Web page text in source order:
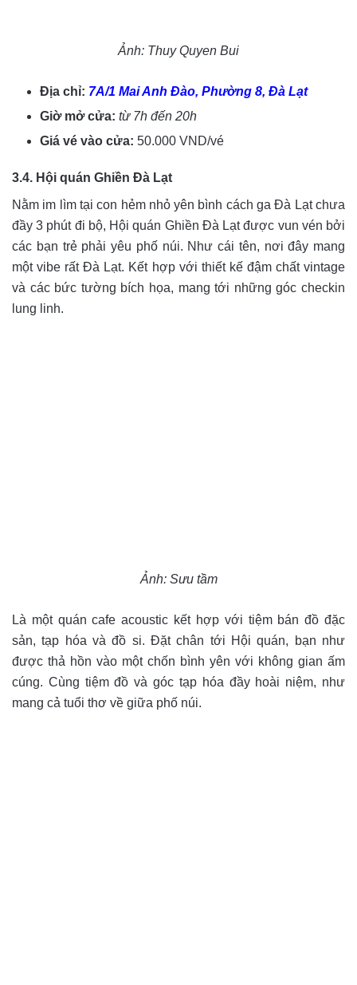
Ảnh: Thuy Quyen Bui
Địa chỉ: 7A/1 Mai Anh Đào, Phường 8, Đà Lạt
Giờ mở cửa: từ 7h đến 20h
Giá vé vào cửa: 50.000 VND/vé
3.4. Hội quán Ghiền Đà Lạt
Nằm im lìm tại con hẻm nhỏ yên bình cách ga Đà Lạt chưa
đầy 3 phút đi bộ, Hội quán Ghiền Đà Lạt được vun vén bởi
các bạn trẻ phải yêu phố núi. Như cái tên, nơi đây mang
một vibe rất Đà Lạt. Kết hợp với thiết kế đậm chất vintage
và các bức tường bích họa, mang tới những góc checkin
lung linh.
Ảnh: Sưu tầm
Là một quán cafe acoustic kết hợp với tiệm bán đồ đặc
sản, tạp hóa và đồ si. Đặt chân tới Hội quán, bạn như
được thả hồn vào một chốn bình yên với không gian ấm
cúng. Cùng tiệm đồ và góc tạp hóa đầy hoài niệm, như
mang cả tuổi thơ về giữa phố núi.